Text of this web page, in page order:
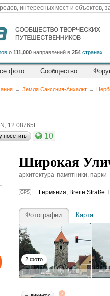
о 111,000 направлений в 254 странах
фото Сообщество
→ Земля Саксония-Анхальт →
12.08765E
посетить 10
Широкая
архитектура, памятники, парки
GPS Германия, Breite Straße
Фотографии Карта
2 фото
вики-код